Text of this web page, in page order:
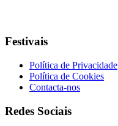
Festivais
Política de Privacidade
Política de Cookies
Contacta-nos
Redes Sociais